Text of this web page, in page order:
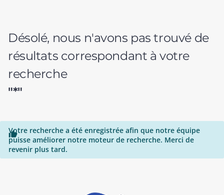
Désolé, nous n'avons pas trouvé de
résultats correspondant à votre
recherche
"*"

Votre recherche a été enregistrée afin que notre équipe
puisse améliorer notre moteur de recherche. Merci de
revenir plus tard.